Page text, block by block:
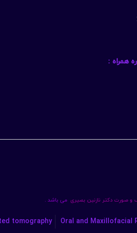
همراه :
و صورت دکتر نازنین بصیری می باشد .
Oral and Maxillofacial
tomography